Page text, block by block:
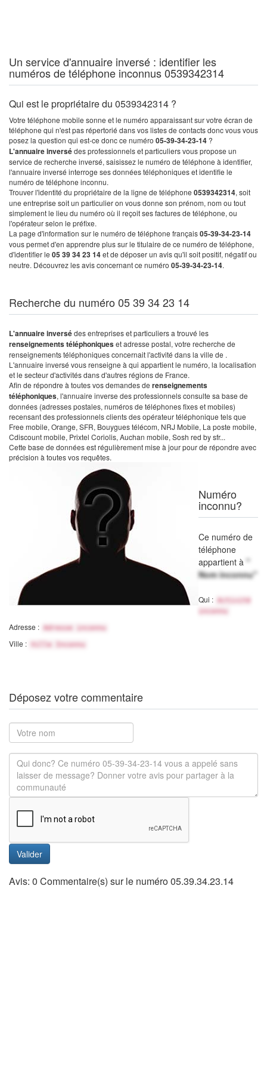
Un service d'annuaire inversé : identifier les
numéros de téléphone inconnus 0539342314
Qui est le propriétaire du 0539342314 ?
Votre téléphone mobile sonne et le numéro apparaissant sur votre écran de
téléphone qui n'est pas répertorié dans vos listes de contacts donc vous vous
posez la question qui est-ce donc ce numéro 05-39-34-23-14 ?
L'annuaire inversédes professionnels et particuliers vous propose un
service de recherche inversé, saisissez le numéro de téléphone à identifier,
l'annuaire inversé interroge ses données téléphoniques et identifie le
numéro de téléphone inconnu.
Trouver l'identité du propriétaire de la ligne de téléphone 0539342314, soit
une entreprise soit un particulier on vous donne son prénom, nom ou tout
simplement le lieu du numéro où il reçoit ses factures de téléphone, ou
l'opérateur selon le préfixe.
La page d'information sur le numéro de téléphone français05-39-34-23-14
vous permet d'en apprendre plus sur le titulaire de ce numéro de téléphone,
d'identifier le 05 39 34 23 14et de déposer un avis qu'il soit positif, négatif ou
neutre. Découvrez les avis concernant ce numéro 05-39-34-23-14.
Recherche du numéro 05 39 34 23 14
L'annuaire inversédes entreprises et particuliers a trouvé les
renseignements téléphoniqueset adresse postal, votre recherche de
renseignements téléphoniques concernait l'activité dans la ville de .
L'annuaire inversé vous renseigne à qui appartient le numéro, la localisation
et le secteur d'activités dans d'autres régions de France.
Afin de répondre à toutes vos demandes de renseignements
téléphoniques, l'annuaire inverse des professionnels consulte sa base de
données (adresses postales, numéros de téléphones fixes et mobiles)
recensant des professionnels clients des opérateur téléphonique tels que
Free mobile, Orange, SFR, Bouygues télécom, NRJ Mobile, La poste mobile,
Cdiscount mobile, Prixtel Coriolis, Auchan mobile, Sosh red by sfr...
Cette base de données est régulièrement mise à jour pour de répondre avec
précision à toutes vos requêtes.
Numéro
inconnu?
Ce numéro de
téléphone
appartient à "
Nom inconnu"
Qui :
Activité
inconnu
Adresse : Adresse inconnu
Ville : Ville Inconnu
Déposez votre commentaire
Valider
Avis: 0 Commentaire(s) sur le numéro 05.39.34.23.14